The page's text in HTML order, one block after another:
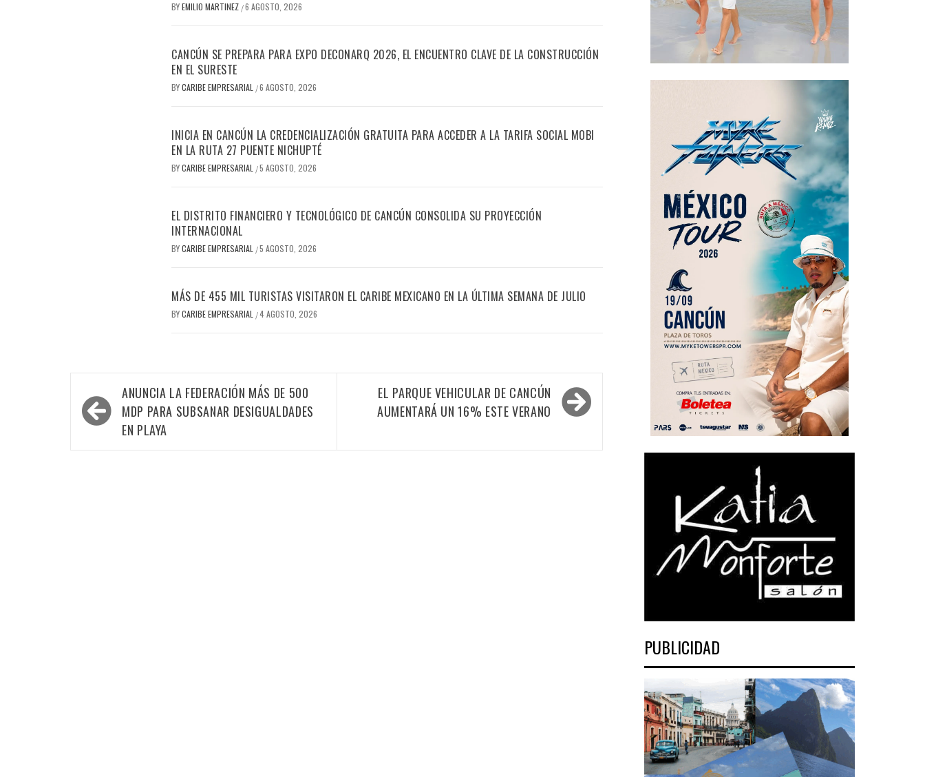
BYEMILIO MARTINEZ /6 AGOSTO, 2026
CANCÚN SE PREPARA PARA EXPO DECONARQ 2026, EL ENCUENTRO CLAVE DE LA CONSTRUCCIÓN
EN EL SURESTE
BYCARIBE EMPRESARIAL /6 AGOSTO, 2026
INICIA EN CANCÚN LA CREDENCIALIZACIÓN GRATUITA PARA ACCEDER A LA TARIFA SOCIAL MOBI
EN LA RUTA 27 PUENTE NICHUPTÉ
BYCARIBE EMPRESARIAL /5 AGOSTO, 2026
EL DISTRITO FINANCIERO Y TECNOLÓGICO DE CANCÚN CONSOLIDA SU PROYECCIÓN
INTERNACIONAL
BYCARIBE EMPRESARIAL /5 AGOSTO, 2026
MÁS DE 455 MIL TURISTAS VISITARON EL CARIBE MEXICANO EN LA ÚLTIMA SEMANA DE JULIO
BYCARIBE EMPRESARIAL /4 AGOSTO, 2026
Navegación
de
entradas
ANUNCIA LA FEDERACIÓN MÁS DE 500
MDP PARA SUBSANAR DESIGUALDADES
EN PLAYA
EL PARQUE VEHICULAR DE CANCÚN
AUMENTARÁ UN 16% ESTE VERANO
PUBLICIDAD